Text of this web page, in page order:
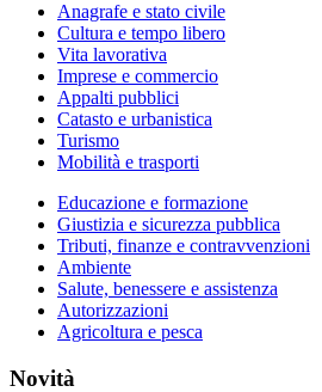
Anagrafe e stato civile
Cultura e tempo libero
Vita lavorativa
Imprese e commercio
Appalti pubblici
Catasto e urbanistica
Turismo
Mobilità e trasporti
Educazione e formazione
Giustizia e sicurezza pubblica
Tributi, finanze e contravvenzioni
Ambiente
Salute, benessere e assistenza
Autorizzazioni
Agricoltura e pesca
Novità